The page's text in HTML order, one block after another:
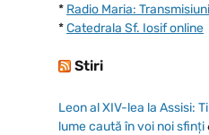
* Radio Maria:
*Catedrala Sf. Iosif online
Stiri
Leon al XIV-lea la Assisi:
lume caută în voi noi sfinți